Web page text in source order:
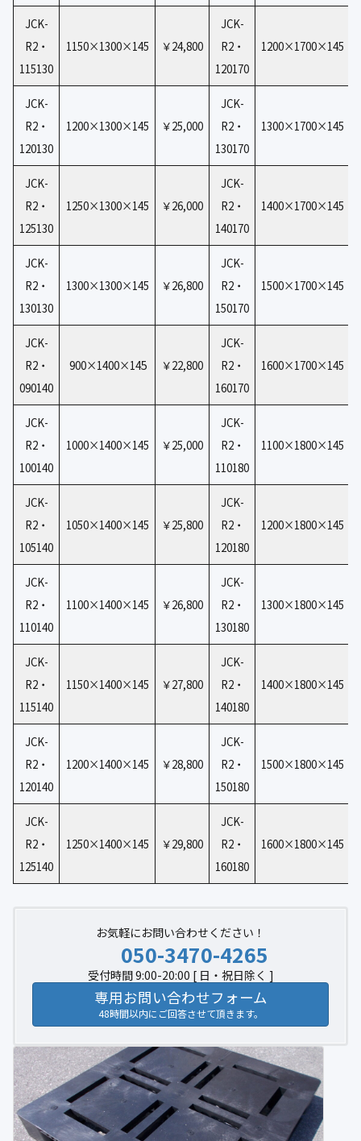
JCK-
R2・
115130
1150×1300×145 ￥24,800
JCK-
R2・
120170
1200×1700×145
JCK-
R2・
120130
1200×1300×145 ￥25,000
JCK-
R2・
130170
1300×1700×145
JCK-
R2・
125130
1250×1300×145 ￥26,000
JCK-
R2・
140170
1400×1700×145
JCK-
R2・
130130
1300×1300×145 ￥26,800
JCK-
R2・
150170
1500×1700×145
JCK-
R2・
090140
900×1400×145 ￥22,800
JCK-
R2・
160170
1600×1700×145
JCK-
R2・
100140
1000×1400×145 ￥25,000
JCK-
R2・
110180
1100×1800×145
JCK-
R2・
105140
1050×1400×145 ￥25,800
JCK-
R2・
120180
1200×1800×145
JCK-
R2・
110140
1100×1400×145 ￥26,800
JCK-
R2・
130180
1300×1800×145
JCK-
R2・
115140
1150×1400×145 ￥27,800
JCK-
R2・
140180
1400×1800×145
JCK-
R2・
120140
1200×1400×145 ￥28,800
JCK-
R2・
150180
1500×1800×145
JCK-
R2・
125140
1250×1400×145 ￥29,800
JCK-
R2・
160180
1600×1800×145
お気軽にお問い合わせください！
050-3470-4265
受付時間 9:00-20:00 [ 日・祝日除く ]
専用お問い合わせフォーム
48時間以内にご回答させて頂きます。